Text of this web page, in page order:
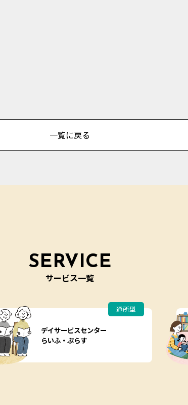
一覧に戻る
SERVICE
サービス一覧
デイサービスセンター
らいふ・ぷらす
通所型